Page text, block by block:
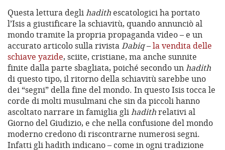
Questa lettura deglihadith escatologici ha portato
l’Isis a giustificare la schiavitù, quando annunciò al
mondo tramite la propria propaganda video – e un
accurato articolo sulla rivistaDabiq–la vendita delle
schiave yazide, sciite, cristiane, ma anche sunnite
finite dalla parte sbagliata, poiché secondo unhadith
di questo tipo, il ritorno della schiavitù sarebbe uno
dei “segni” della fine del mondo. In questo Isis tocca le
corde di molti musulmani che sin da piccoli hanno
ascoltato narrare in famiglia glihadithrelativi al
Giorno del Giudizio, e che nella confusione del mondo
moderno credono di riscontrarne numerosi segni.
Infatti gli hadith indicano – come in ogni tradizione